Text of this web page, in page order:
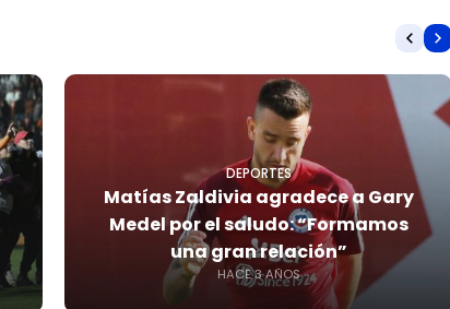
DEPORTES
Matías Zaldivia agradece a Gary
Medel por el saludo: “Formamos
una gran relación”
HACE 3 AÑOS